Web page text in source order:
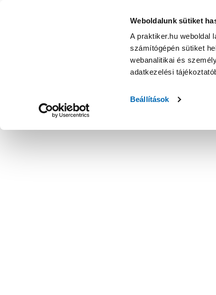
Weboldalunk sütiket
A praktiker.hu weboldal
számítógépén sütiket
webanalitikai és
adatkezelési
Beállítások